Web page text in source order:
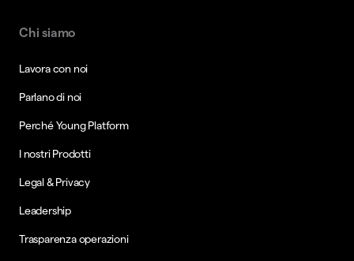
Chi siamo
Lavora con noi
Parlano di noi
Perché Young Platform
I nostri Prodotti
Legal & Privacy
Leadership
Trasparenza operazioni